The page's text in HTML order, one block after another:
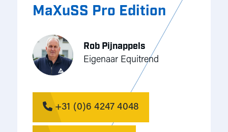
MaXuSS Pro Edition
Rob Pijnappels
Eigenaar Equitrend
+31 (0)6 4247 4048